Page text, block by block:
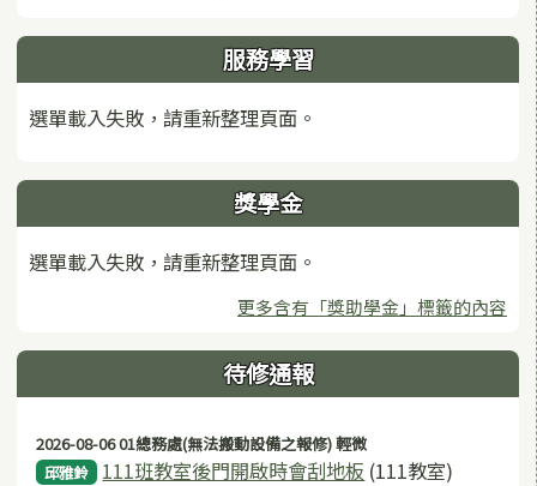
服務學習
選單載入失敗，請重新整理頁面。
獎學金
選單載入失敗，請重新整理頁面。
更多含有「獎助學金」標籤的內容
待修通報
2026-08-06 01總務處(無法搬動設備之報修) 輕微
邱雅鈴 111班教室後門開啟時會刮地板 (111教室)